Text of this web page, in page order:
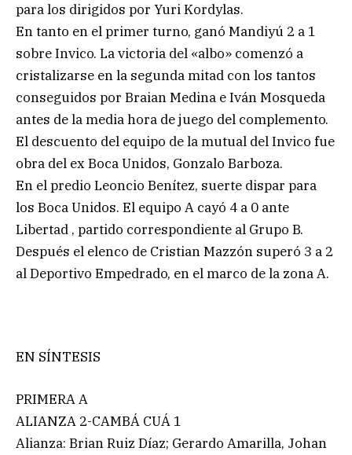
para los dirigidos por Yuri Kordylas.
En tanto en el primer turno, ganó Mandiyú 2 a 1
sobre Invico. La victoria del «albo» comenzó a
cristalizarse en la segunda mitad con los tantos
conseguidos por Braian Medina e Iván Mosqueda
antes de la media hora de juego del complemento.
El descuento del equipo de la mutual del Invico fue
obra del ex Boca Unidos, Gonzalo Barboza.
En el predio Leoncio Benítez, suerte dispar para
los Boca Unidos. El equipo A cayó 4 a 0 ante
Libertad , partido correspondiente al Grupo B.
Después el elenco de Cristian Mazzón superó 3 a 2
al Deportivo Empedrado, en el marco de la zona A.
EN SÍNTESIS
PRIMERA A
ALIANZA 2-CAMBÁ CUÁ 1
Alianza: Brian Ruiz Díaz; Gerardo Amarilla, Johan